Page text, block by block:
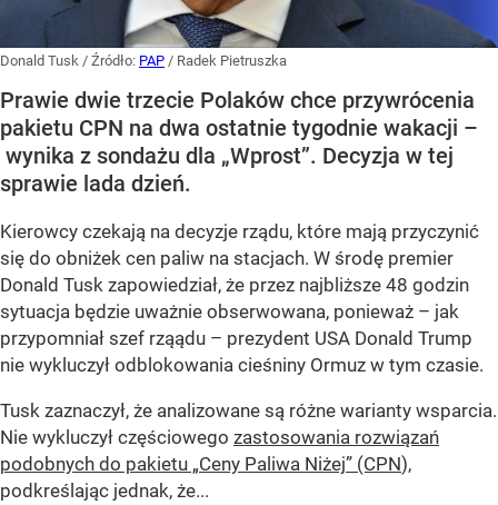
Donald Tusk / Źródło: PAP / Radek Pietruszka
Prawie dwie trzecie Polaków chce przywrócenia
pakietu CPN na dwa ostatnie tygodnie wakacji –
wynika z sondażu dla „Wprost”. Decyzja w tej
sprawie lada dzień.
Kierowcy czekają na decyzje rządu, które mają przyczynić
się do obniżek cen paliw na stacjach. W środę premier
Donald Tusk zapowiedział, że przez najbliższe 48 godzin
sytuacja będzie uważnie obserwowana, ponieważ – jak
przypomniał szef rząądu – prezydent USA Donald Trump
nie wykluczył odblokowania cieśniny Ormuz w tym czasie.
Tusk zaznaczył, że analizowane są różne warianty wsparcia.
Nie wykluczył częściowego zastosowania rozwiązań
podobnych do pakietu „Ceny Paliwa Niżej” (CPN),
podkreślając jednak, że...